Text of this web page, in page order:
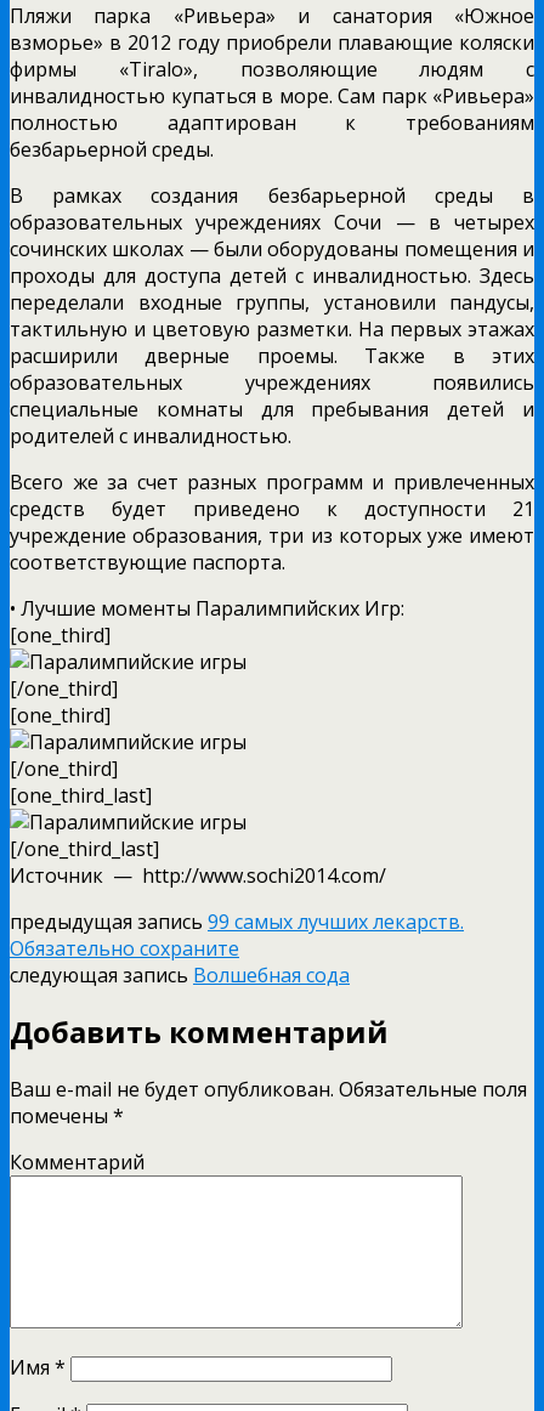
Пляжи парка «Ривьера» и санатория «Южное
взморье» в 2012 году приобрели плавающие коляски
фирмы «Tiralo», позволяющие людям с
инвалидностью купаться в море. Сам парк «Ривьера»
полностью адаптирован к требованиям
безбарьерной среды.
В рамках создания безбарьерной среды в
образовательных учреждениях Сочи — в четырех
сочинских школах — были оборудованы помещения и
проходы для доступа детей с инвалидностью. Здесь
переделали входные группы, установили пандусы,
тактильную и цветовую разметки. На первых этажах
расширили дверные проемы. Также в этих
образовательных учреждениях появились
специальные комнаты для пребывания детей и
родителей с инвалидностью.
Всего же за счет разных программ и привлеченных
средств будет приведено к доступности 21
учреждение образования, три из которых уже имеют
соответствующие паспорта.
• Лучшие моменты Паралимпийских Игр:
[one_third]
[/one_third]
[one_third]
[/one_third]
[one_third_last]
[/one_third_last]
Источник — http://www.sochi2014.com/
предыдущая запись 99 самых лучших лекарств.
Обязательно сохраните
следующая запись Волшебная сода
Добавить комментарий
Ваш e-mail не будет опубликован. Обязательные поля
помечены *
Комментарий
Имя *